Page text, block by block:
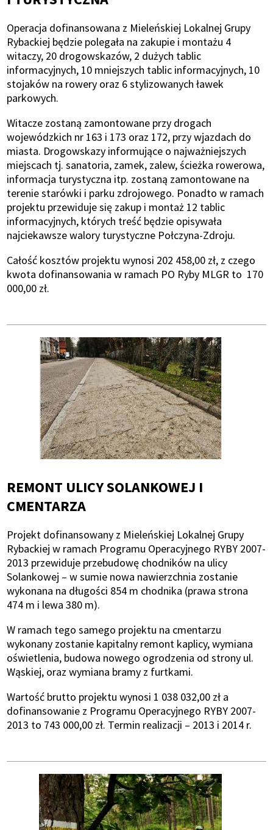
Operacja dofinansowana z Mieleńskiej Lokalnej Grupy
Rybackiej będzie polegała na zakupie i montażu 4
witaczy, 20 drogowskazów, 2 dużych tablic
informacyjnych, 10 mniejszych tablic informacyjnych, 10
stojaków na rowery oraz 6 stylizowanych ławek
parkowych.
Witacze zostaną zamontowane przy drogach
wojewódzkich nr 163 i 173 oraz 172, przy wjazdach do
miasta. Drogowskazy informujące o najważniejszych
miejscach tj. sanatoria, zamek, zalew, ścieżka rowerowa,
informacja turystyczna itp. zostaną zamontowane na
terenie starówki i parku zdrojowego. Ponadto w ramach
projektu przewiduje się zakup i montaż 12 tablic
informacyjnych, których treść będzie opisywała
najciekawsze walory turystyczne Połczyna-Zdroju.
Całość kosztów projektu wynosi 202 458,00 zł, z czego
kwota dofinansowania w ramach PO Ryby MLGR to 170
000,00 zł.
REMONT ULICY SOLANKOWEJ I
CMENTARZA
Projekt dofinansowany z Mieleńskiej Lokalnej Grupy
Rybackiej w ramach Programu Operacyjnego RYBY 2007-
2013 przewiduje przebudowę chodników na ulicy
Solankowej – w sumie nowa nawierzchnia zostanie
wykonana na długości 854 m chodnika (prawa strona
474 m i lewa 380 m).
W ramach tego samego projektu na cmentarzu
wykonany zostanie kapitalny remont kaplicy, wymiana
oświetlenia, budowa nowego ogrodzenia od strony ul.
Wąskiej, oraz wymiana bramy z furtkami.
Wartość brutto projektu wynosi 1 038 032,00 zł a
dofinansowanie z Programu Operacyjnego RYBY 2007-
2013 to 743 000,00 zł. Termin realizacji – 2013 i 2014 r.